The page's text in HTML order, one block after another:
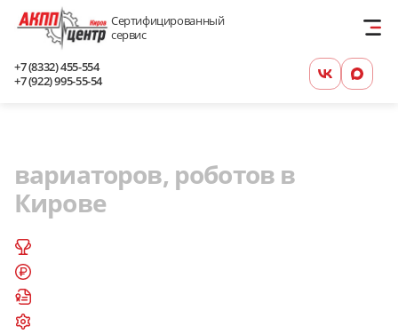
Сертифицированный
сервис
+7 (8332) 455-554
+7 (922) 995-55-54
вариаторов, роботов в
Кирове